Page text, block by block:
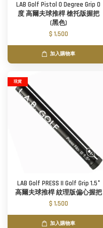
LAB Golf Pistol 0 Degree Grip 0
度 高爾夫球推桿 槍托版握把
(黑色)
$ 1,500
加入購物車
現貨
LAB Golf PRESS II Golf Grip 1.5°
高爾夫球推桿 紋理版偏心握把
$ 1,500
加入購物車